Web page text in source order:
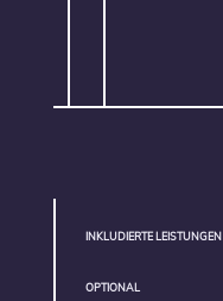
INKLUDIERTE LEISTUNGEN
OPTIONAL